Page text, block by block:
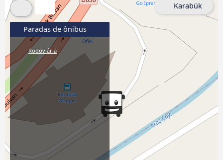
Paradas de ônibus
Rodoviária
Karabük